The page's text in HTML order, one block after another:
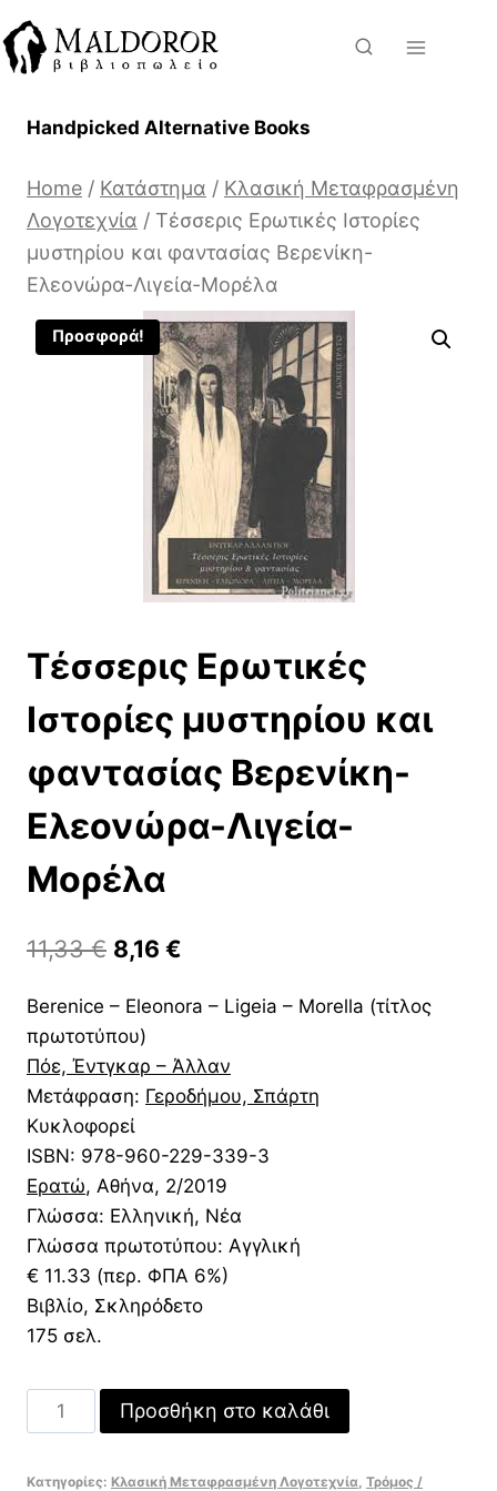
to
content
Handpicked Alternative Books
Home / Κατάστημα / Κλασική Μεταφρασμένη
Λογοτεχνία / Τέσσερις Ερωτικές Ιστορίες
μυστηρίου και φαντασίας Βερενίκη-
Ελεονώρα-Λιγεία-Μορέλα
Προσφορά!
Τέσσερις Ερωτικές
Ιστορίες μυστηρίου και
φαντασίας Βερενίκη-
Ελεονώρα-Λιγεία-
Μορέλα
11,33€ Original
was:
11,33 €.
8,16 €
τιμή
είναι:
8,16 €.
Berenice – Eleonora – Ligeia – Morella (τίτλος
πρωτοτύπου)
Πόε, Έντγκαρ – Άλλαν
Μετάφραση: Γεροδήμου, Σπάρτη
Κυκλοφορεί
ISBN: 978-960-229-339-3
Ερατώ, Αθήνα, 2/2019
Γλώσσα: Ελληνική, Νέα
Γλώσσα πρωτοτύπου: Αγγλική
€ 11.33 (περ. ΦΠΑ 6%)
Βιβλίο, Σκληρόδετο
175 σελ.
Τέσσερις
Ερωτικές
Προσθήκη στο καλάθι
Κατηγορίες: Κλασική Μεταφρασμένη Λογοτεχνία Τρόμος /